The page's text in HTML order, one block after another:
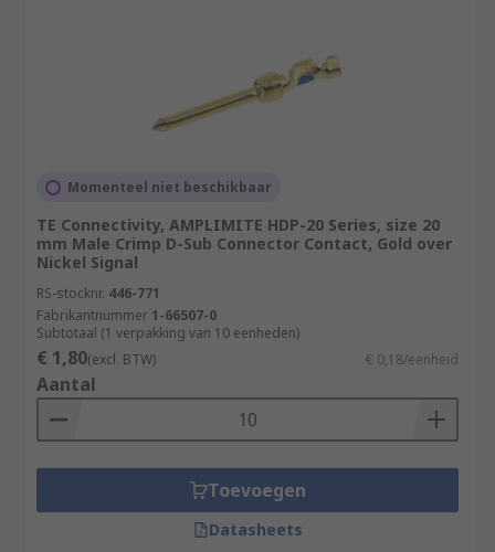
Momenteel niet beschikbaar
TE Connectivity, AMPLIMITE HDP-20 Series, size 20
mm Male Crimp D-Sub Connector Contact, Gold over
Nickel Signal
RS-stocknr. 446-771
Fabrikantnummer 1-66507-0
Subtotaal (1 verpakking van 10 eenheden)
€ 1,80(excl. BTW) € 0,18/eenheid
Aantal
Toevoegen
Datasheets